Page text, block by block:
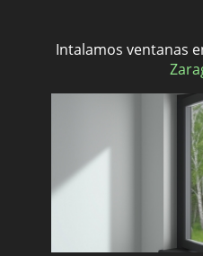
Intalamos ventanas